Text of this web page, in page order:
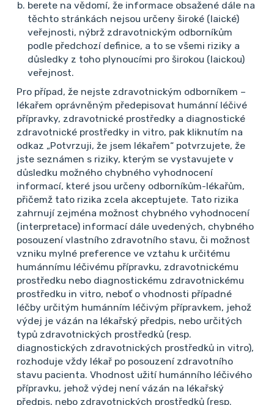
Další případy
Revmatolog
Bolesti bederní páteře
Dobré odpoledne, prosím o radu u pacientky -
49roků, má psoriasu, hypertenzi, dyslipidemii,
steatosu jater, astma bronchiale, je obezní.
Dominujícím problém jsou bolesti bederní páteře.
Na MRI je tento nález: Páteřní kanál je primárně
prostorný. Kaud...
2 26. 6. 2026 Číst více
Revmatolog
Jiné diagnózy
Indikace očkování u pacientů na
již déle trvající biolog.therapii
Jen krátký dotaz. Nejsem si jistá možného
očkování u pacientů na již delší dobu trvající
biolog.therapii. Pacientka je stabilní při
biolog.therapii anti-tnf. Jedná se o očkování proti
klistove encefalitide mrtvou vakcínou. Děkuji za
odpověď.
berete na vědomí, že informace obsažené dále na
těchto stránkách nejsou určeny široké (laické)
veřejnosti, nýbrž zdravotnickým odborníkům
podle předchozí definice, a to se všemi riziky a
důsledky z toho plynoucími pro širokou (laickou)
veřejnost.
Pro případ, že nejste zdravotnickým odborníkem –
lékařem oprávněným předepisovat humánní léčivé
přípravky, zdravotnické prostředky a diagnostické
zdravotnické prostředky in vitro, pak kliknutím na
odkaz „Potvrzuji, že jsem lékařem“ potvrzujete, že
jste seznámen s riziky, kterým se vystavujete v
důsledku možného chybného vyhodnocení
informací, které jsou určeny odborníkům-lékařům,
přičemž tato rizika zcela akceptujete. Tato rizika
zahrnují zejména možnost chybného vyhodnocení
(interpretace) informací dále uvedených, chybného
posouzení vlastního zdravotního stavu, či možnost
vzniku mylné preference ve vztahu k určitému
humánnímu léčivému přípravku, zdravotnickému
prostředku nebo diagnostickému zdravotnickému
prostředku in vitro, neboť o vhodnosti případné
léčby určitým humánním léčivým přípravkem, jehož
výdej je vázán na lékařský předpis, nebo určitých
typů zdravotnických prostředků (resp.
diagnostických zdravotnických prostředků in vitro),
rozhoduje vždy lékař po posouzení zdravotního
stavu pacienta. Vhodnost užití humánního léčivého
přípravku, jehož výdej není vázán na lékařský
předpis, nebo zdravotnických prostředků (resp.